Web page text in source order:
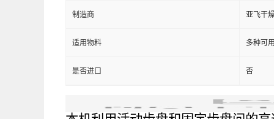
制造商 亚飞干
适用物料 多种可
是否进口 否